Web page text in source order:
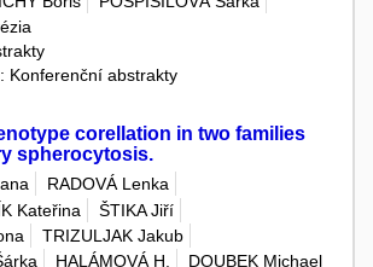
Konferenční abstrakty
corellation in two families
spherocytosis.
RADOVÁ Lenka
Kateřina
ŠTIKA Jiří
TRIZULJAK Jakub
HALÁMOVÁ H.
DOUBEK Michael